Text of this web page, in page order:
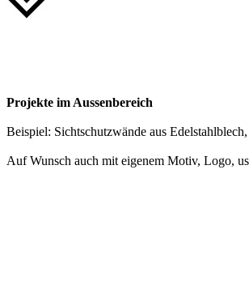
Projekte im Aussenbereich
Beispiel: Sichtschutzwände aus
Auf Wunsch auch mit eigenem Motiv, Logo,